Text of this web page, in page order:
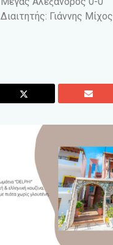
Διαιτητής: Γιάννης Μίχος